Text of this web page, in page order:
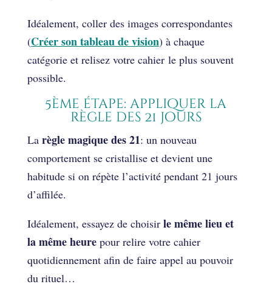
Idéalement, coller des images correspondantes
(Créer son tableau de vision) à chaque
catégorie et relisez votre cahier le plus souvent
possible.
5ème étape: appliquer la
règle des 21 jours
La règle magique des 21: un nouveau
comportement se cristallise et devient une
habitude si on répète l’activité pendant 21 jours
d’affilée.
Idéalement, essayez de choisir le même lieu et
la même heurepour relire votre cahier
quotidiennement afin de faire appel au pouvoir
du rituel…